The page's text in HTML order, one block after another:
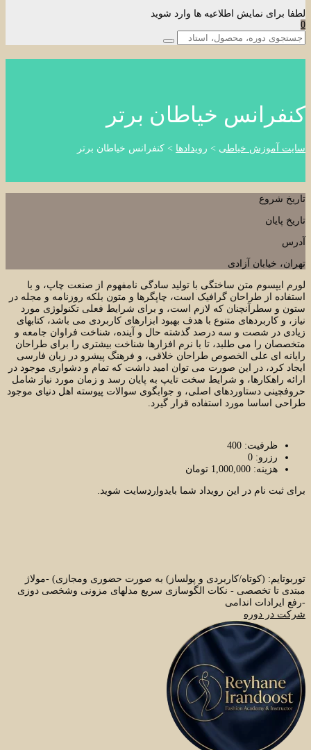
لطفا برای نمایش اطلاعیه ها وارد شوید
0
کنفرانس خیاطان برتر
سایت آموزش خیاطی > رویدادها > کنفرانس خیاطان برتر
تاریخ شروع
تاریخ پایان
آدرس
تهران، خیابان آزادی
لورم ایپسوم متن ساختگی با تولید سادگی نامفهوم از صنعت چاپ، و با
استفاده از طراحان گرافیک است، چاپگرها و متون بلکه روزنامه و مجله در
ستون و سطرآنچنان که لازم است، و برای شرایط فعلی تکنولوژی مورد
نیاز، و کاربردهای متنوع با هدف بهبود ابزارهای کاربردی می باشد، کتابهای
زیادی در شصت و سه درصد گذشته حال و آینده، شناخت فراوان جامعه و
متخصصان را می طلبد، تا با نرم افزارها شناخت بیشتری را برای طراحان
رایانه ای علی الخصوص طراحان خلاقی، و فرهنگ پیشرو در زبان فارسی
ایجاد کرد، در این صورت می توان امید داشت که تمام و دشواری موجود در
ارائه راهکارها، و شرایط سخت تایپ به پایان رسد و زمان مورد نیاز شامل
حروفچینی دستاوردهای اصلی، و جوابگوی سوالات پیوسته اهل دنیای موجود
طراحی اساسا مورد استفاده قرار گیرد.
ظرفیت: 400
رزرو: 0
هزینه: 1,000,000 تومان
برای ثبت نام در این رویداد شما بایدواردسایت شوید.
توربوتایم: (کوتاه/کاربردی و پولساز) به صورت حضوری ومجازی) -مولاژ
مبتدی تا تخصصی - نکات الگوسازی سریع مدلهای مزونی وشخصی دوزی
-رفع ایرادات اندامی
شرکت در دوره